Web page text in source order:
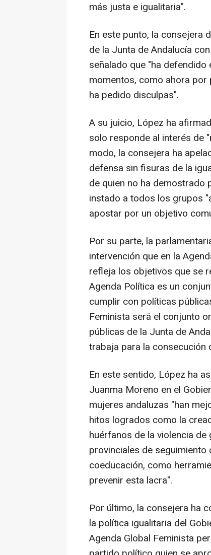
más justa e igualitaria".
En este punto, la consejera
de la Junta de Andalucía
señalado que "ha
momentos, como ahora por
ha pedido disculpas".
A su juicio, López ha
solo responde al interés de
modo, la consejera ha
defensa sin fisuras de la
de quien no ha demostrado
instado a todos los grupos
apostar por un objetivo
Por su parte, la
intervención que en la
refleja los objetivos que se
Agenda Política es un
cumplir con políticas
Feminista será el conjunto
públicas de la Junta de
trabaja para la consecución
En este sentido, López ha
Juanma Moreno en el
mujeres andaluzas "han
hitos logrados como la
huérfanos de la violencia
provinciales de
coeducación, como
prevenir esta lacra".
Por último, la consejera ha
la política igualitaria del
Agenda Global Feminista